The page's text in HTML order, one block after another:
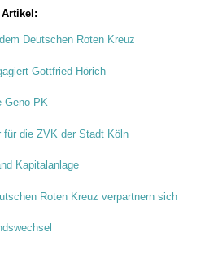
Artikel:
Deutschen Roten Kreuz
Gottfried Hörich
Geno-PK
für die ZVK der Stadt Köln
Kapitalanlage
Roten Kreuz verpartnern sich